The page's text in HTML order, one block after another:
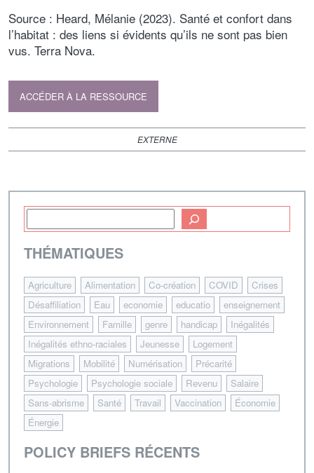
Source : Heard, Mélanie (2023). Santé et confort dans
l’habitat : des liens si évidents qu’ils ne sont pas bien
vus. Terra Nova.
ACCÉDER À LA RESSOURCE
EXTERNE
THÉMATIQUES
Agriculture Alimentation Co-création COVID
Crises
Désaffiliation
Eau economie educatio
enseignement
Environnement
Famille genre handicap
Inégalités
Inégalités ethno-raciales
Jeunesse
Logement
Migrations
Mobilité Numérisation
Précarité
Psychologie
Psychologie sociale Revenu
Salaire
Sans-abrisme
Santé Travail Vaccination
Économie
Énergie
POLICY BRIEFS RÉCENTS